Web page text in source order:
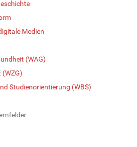
Medien
(WAG)
(WZG)
Studienorientierung (WBS)